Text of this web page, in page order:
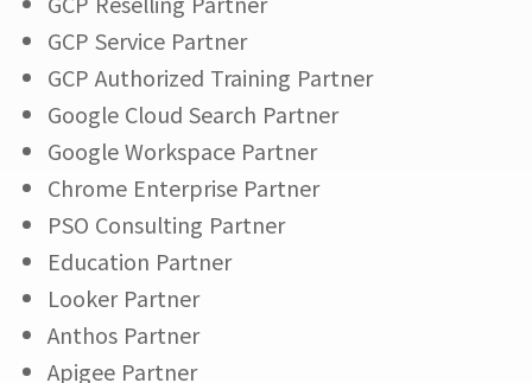
GCP Service Partner
GCP Authorized Training Partner
Google Cloud Search Partner
Google Workspace Partner
Chrome Enterprise Partner
PSO Consulting Partner
Education Partner
Looker Partner
Anthos Partner
Apigee Partner